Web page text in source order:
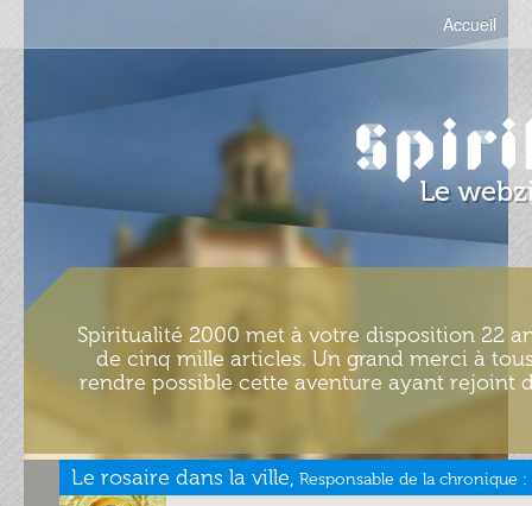
Accueil
Spiritualité 2000 met à votre disposition 22
de cinq mille articles. Un grand merci à
rendre possible cette aventure ayant rejoint
Le rosaire dans la ville, Responsable de la chronique :